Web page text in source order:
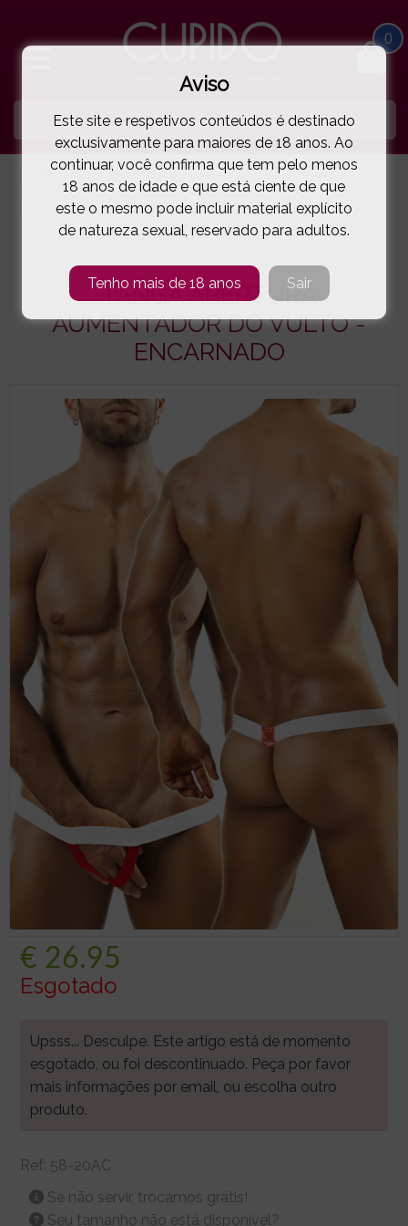
0
LINGERIE E ROUPA HOMEM JOE SNYDER®
JOE SNYDER®
TANGA ABERTURA AUMENTADOR DO VULTO - ENCARNADO
TANGA ABERTURA
AUMENTADOR DO VULTO -
ENCARNADO
€ 26.95
Esgotado
Upsss... Desculpe. Este artigo está de momento
esgotado, ou foi descontinuado. Peça por favor
mais informações por email, ou escolha outro
produto.
Ref: 58-20AC
Se não servir, trocamos grátis!
Seu tamanho não está disponível?
Aviso
Este site e respetivos conteúdos é destinado
exclusivamente para maiores de 18 anos. Ao
continuar, você confirma que tem pelo menos
18 anos de idade e que está ciente de que
este o mesmo pode incluir material explícito
de natureza sexual, reservado para adultos.
Tenho mais de 18 anos Sair